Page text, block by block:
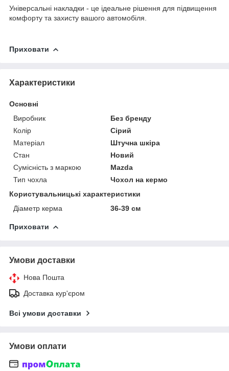
Універсальні накладки - це ідеальне рішення для підвищення
комфорту та захисту вашого автомобіля.
Приховати
Характеристики
Основні
Виробник
Без бренду
Колір
Сірий
Матеріал
Штучна шкіра
Стан
Новий
Сумісність з маркою
Mazda
Тип чохла
Чохол на кермо
Користувальницькі характеристики
Діаметр керма
36-39 см
Приховати
Умови доставки
Нова Пошта
Доставка кур'єром
Всі умови доставки
Умови оплати